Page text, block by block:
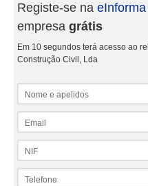
Registe-se na eInforma
empresa grátis
Em 10 segundos terá acesso ao
Construção Civil, Lda